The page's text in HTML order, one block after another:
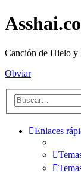
Canción de Hielo y
Obviar
Enlaces